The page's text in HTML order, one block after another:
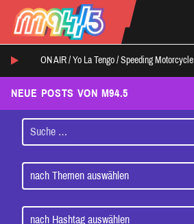
ON AIR / Yo La Tengo / Speeding Motorcycle
NEUE POSTS VON M94.5